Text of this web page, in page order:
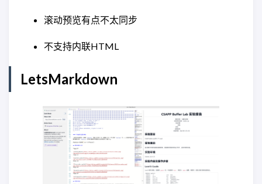
滚动预览有点不太同步
不支持内联HTML
LetsMarkdown